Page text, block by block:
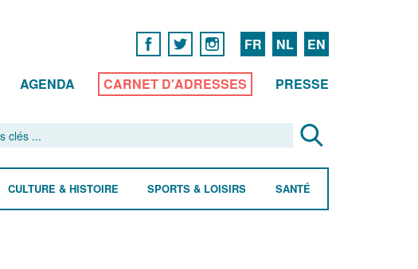
FR NL EN
AGENDA CARNET D'ADRESSES PRESSE
CULTURE & HISTOIRE SPORTS & LOISIRS SANTÉ